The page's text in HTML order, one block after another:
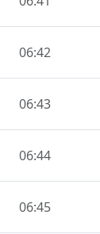
06:42
06:43
06:44
06:45